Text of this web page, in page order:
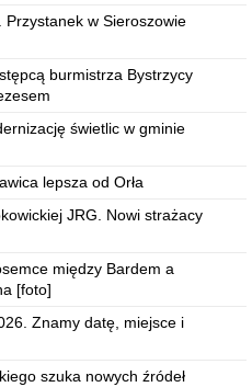
Przystanek w Sieroszowie
burmistrza Bystrzycy
świetlic w gminie
lepsza od Orła
JRG. Nowi strażacy
między Bardem a
[foto]
Znamy datę, miejsce i
szuka nowych źródeł